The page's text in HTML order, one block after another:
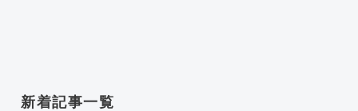
新着記事一覧